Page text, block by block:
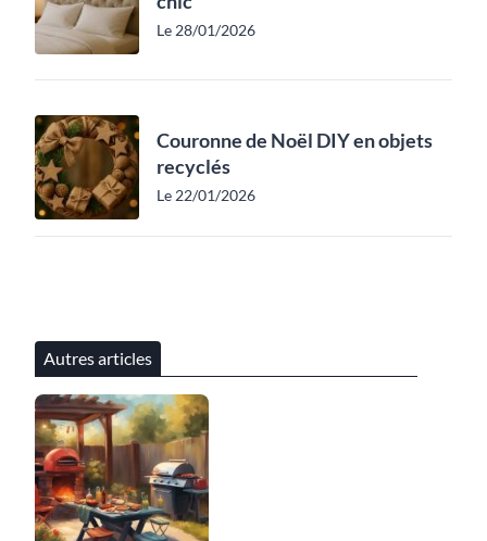
Le 28/01/2026
Couronne de Noël DIY en objets
recyclés
Le 22/01/2026
Autres articles